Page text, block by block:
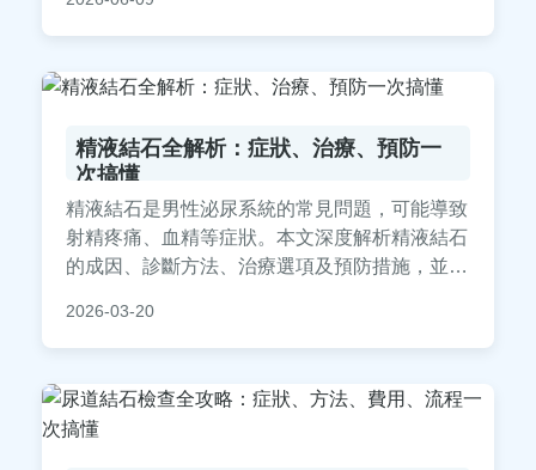
慣，適合關注泌尿健康的讀者。
精液結石全解析：症狀、治療、預防一
次搞懂
精液結石是男性泌尿系統的常見問題，可能導致
射精疼痛、血精等症狀。本文深度解析精液結石
的成因、診斷方法、治療選項及預防措施，並提
對精液結石，維護男性健康。
2026-03-20